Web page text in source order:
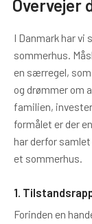
Overvejer
I Danmark har vi
sommerhus.
en særregel, som
og drømmer om
familien,
formålet er der
har derfor samlet
et sommerhus.
1.
Forinden en